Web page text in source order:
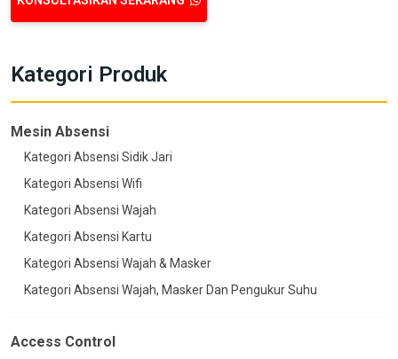
Kategori Produk
Mesin Absensi
Kategori Absensi Sidik Jari
Kategori Absensi Wifi
Kategori Absensi Wajah
Kategori Absensi Kartu
Kategori Absensi Wajah & Masker
Kategori Absensi Wajah, Masker Dan Pengukur Suhu
Access Control